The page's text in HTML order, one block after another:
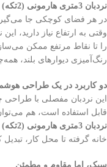
نردبان 3متری هارمونی (2تکه)
در هر فضای کوچکی جا
را تا نقاط مرتفع ممکن
رنگ‌آمیزی دیوارهای بلند،
دو کاربرد در یک طراحی
قابل استفاده است، هم
نردبان 3متری هارمونی (2تکه)
خانه گرفته تا محل کار،
سبک، اما مقاوم و مطمئن